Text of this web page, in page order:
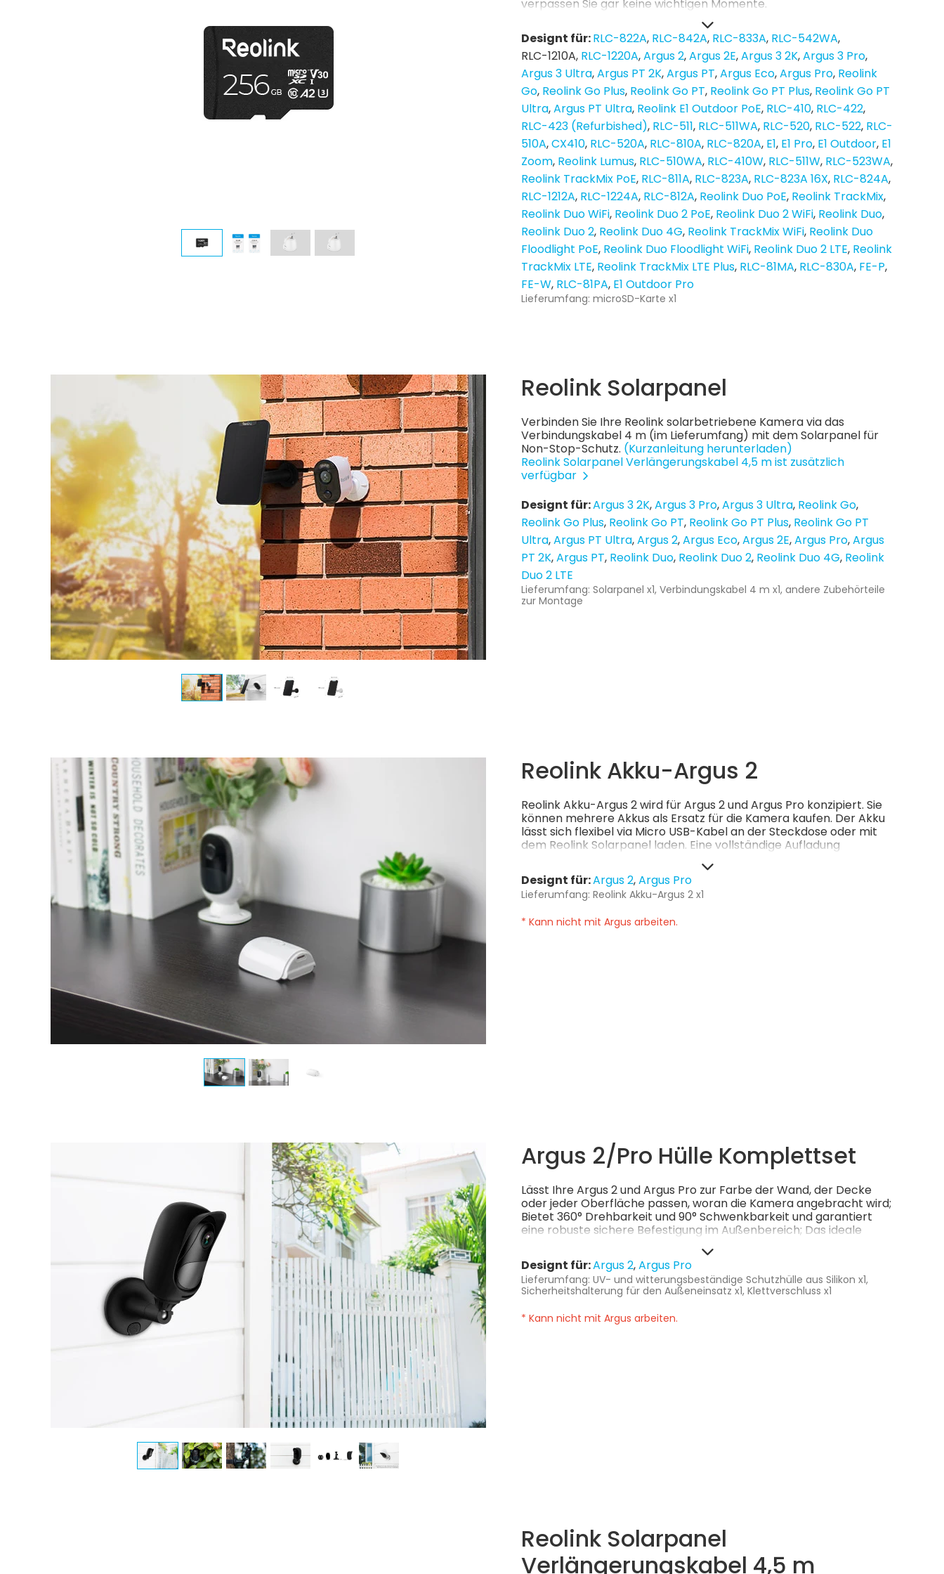
verpassen Sie gar keine wichtigen Momente.
Designt für:RLC-822A RLC-842A RLC-833A RLC-542WA
RLC-1210A RLC-1220A Argus 2 Argus 2E Argus 3 2K Argus 3 Pro
Argus 3 Ultra Argus PT 2K Argus PT Argus Eco Argus Pro Reolink
Go Reolink Go Plus Reolink Go PT Reolink Go PT Plus Reolink Go PT
Ultra Argus PT Ultra Reolink E1 Outdoor PoE RLC-410 RLC-422
RLC-423 (Refurbished) RLC-511 RLC-511WA RLC-520 RLC-522 RLC-
510A CX410 RLC-520A RLC-810A RLC-820A E1 E1 Pro E1 Outdoor E1
Zoom Reolink Lumus RLC-510WA RLC-410W RLC-511W RLC-523WA
Reolink TrackMix PoE RLC-811A RLC-823A RLC-823A 16X RLC-824A
RLC-1212A RLC-1224A RLC-812A Reolink Duo PoE Reolink TrackMix
Reolink Duo WiFi Reolink Duo 2 PoE Reolink Duo 2 WiFi Reolink Duo
Reolink Duo 2 Reolink Duo 4G Reolink TrackMix WiFi Reolink Duo
Floodlight PoE Reolink Duo Floodlight WiFi Reolink Duo 2 LTE Reolink
TrackMix LTE Reolink TrackMix LTE Plus RLC-81MA RLC-830A FE-P
FE-W RLC-81PA E1 Outdoor Pro
Lieferumfang: microSD-Karte x1
Reolink Solarpanel
Verbinden Sie Ihre Reolink solarbetriebene Kamera via das
Verbindungskabel 4 m (im Lieferumfang) mit dem Solarpanel für
Non-Stop-Schutz. (Kurzanleitung herunterladen)
Reolink Solarpanel Verlängerungskabel 4,5 m ist zusätzlich
verfügbar
Designt für:Argus 3 2K Argus 3 Pro Argus 3 Ultra Reolink Go
Reolink Go Plus Reolink Go PT Reolink Go PT Plus Reolink Go PT
Ultra Argus PT Ultra Argus 2 Argus Eco Argus 2E Argus Pro Argus
PT 2K Argus PT Reolink Duo Reolink Duo 2 Reolink Duo 4G Reolink
Duo 2 LTE
Lieferumfang: Solarpanel x1, Verbindungskabel 4 m x1, andere Zubehörteile
zur Montage
Reolink Akku-Argus 2
Reolink Akku-Argus 2 wird für Argus 2 und Argus Pro konzipiert. Sie
können mehrere Akkus als Ersatz für die Kamera kaufen. Der Akku
lässt sich flexibel via Micro USB-Kabel an der Steckdose oder mit
dem Reolink Solarpanel laden. Eine vollständige Aufladung
umweltfreundlich
Designt für:Argus 2 Argus Pro
Lieferumfang: Reolink Akku-Argus 2 x1
* Kann nicht mit Argus arbeiten.
Argus 2/Pro Hülle Komplettset
Lässt Ihre Argus 2 und Argus Pro zur Farbe der Wand, der Decke
oder jeder Oberfläche passen, woran die Kamera angebracht wird;
Bietet 360° Drehbarkeit und 90° Schwenkbarkeit und garantiert
eine robuste sichere Befestigung im Außenbereich; Das ideale
Designt für:Argus 2 Argus Pro
Lieferumfang: UV- und witterungsbeständige Schutzhülle aus Silikon x1,
Sicherheitshalterung für den Außeneinsatz x1, Klettverschluss x1
* Kann nicht mit Argus arbeiten.
Reolink Solarpanel
Verlängerungskabel 4,5 m